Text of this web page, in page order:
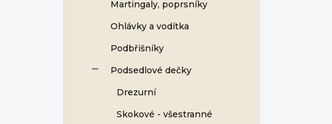
Martingaly, poprsníky
Ohlávky a vodítka
Podbřišníky
Podsedlové dečky
Drezurní
Skokové - všestranné